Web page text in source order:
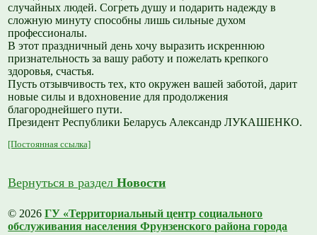
случайных людей. Согреть душу и подарить надежду в
сложную минуту способны лишь сильные духом
профессионалы.
В этот праздничный день хочу выразить искреннюю
признательность за вашу работу и пожелать крепкого
здоровья, счастья.
Пусть отзывчивость тех, кто окружен вашей заботой, дарит
новые силы и вдохновение для продолжения
благороднейшего пути.
Президент Республики Беларусь Александр ЛУКАШЕНКО.
[Постоянная ссылка]
Вернуться в разделНовости
© 2026ГУ «Территориальный центр социального
обслуживания населения Фрунзенского района города